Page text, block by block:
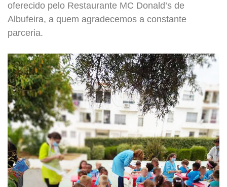
oferecido pelo Restaurante MC Donald’s de
Albufeira, a quem agradecemos a constante
parceria.